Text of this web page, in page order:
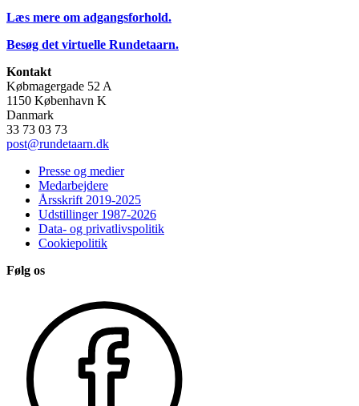
Læs mere om adgangsforhold.
Besøg det virtuelle Rundetaarn.
Kontakt
Købmagergade 52 A
1150 København K
Danmark
33 73 03 73
post@rundetaarn.dk
Presse og medier
Medarbejdere
Årsskrift 2019-2025
Udstillinger 1987-2026
Data- og privatlivspolitik
Cookiepolitik
Følg os